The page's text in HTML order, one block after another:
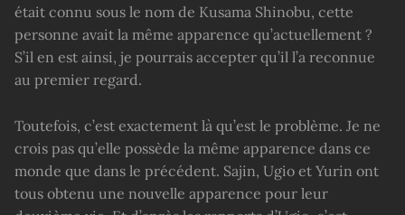
était connu sous le nom de Kusama Shinobu, cette
personne avait la même apparence qu’actuellement ?
S’il en est ainsi, je pourrais accepter qu’il l’a reconnue
au premier regard.
Toutefois, c’est exactement là qu’est le problème. Je ne
crois pas qu’elle possède la même apparence dans ce
monde que dans le précédent. Sajin, Ugio et Yurin ont
tous obtenu une nouvelle apparence pour leur